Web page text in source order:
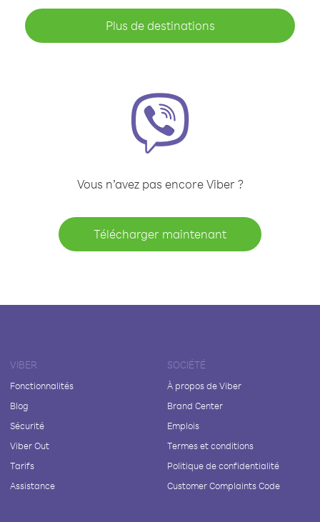
Plus de destinations
Vous n’avez pas encore Viber ?
Télécharger maintenant
VIBER
Fonctionnalités
Blog
Sécurité
Viber Out
Tarifs
Assistance
SOCIÉTÉ
À propos de Viber
Brand Center
Emplois
Termes et conditions
Politique de confidentialité
Customer Complaints Code